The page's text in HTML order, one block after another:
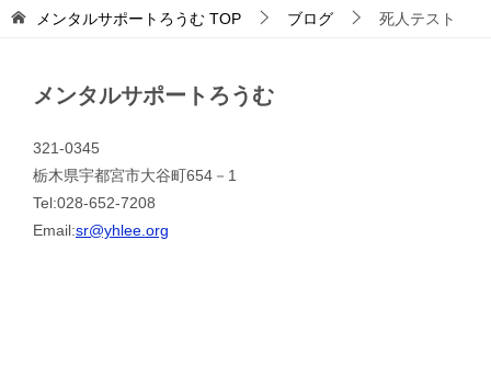
メンタルサポートろうむ TOP ブログ 死人テスト
メンタルサポートろうむ
321-0345
栃木県宇都宮市大谷町654－1
Tel:028-652-7208
Email:sr@yhlee.org